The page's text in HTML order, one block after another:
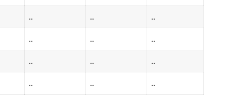
.. .. ..
.. .. ..
.. .. ..
.. .. ..